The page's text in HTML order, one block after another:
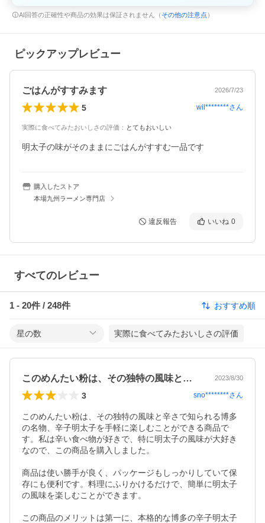
AI回答の正確性や商品の効果は保証されません（ その他の注意点 ）
ピックアップレビュー
ごはんがすすみます 2026/7/23
5 wil********さん
実際に食べてみたおいしさの評価 ： とてもおいしい
明太子の味がそのままにごはんがすすむ一品です
購入したストア
本場九州ラーメン専門店
違反報告 いいね 0
すべてのレビュー
1 - 20件 / 248件 おすすめ順
星の数 実際に食べてみたおいしさの評価
このめんたい粉は、その独特の風味と辛さ… 2023/8/30
3 sno********さん
このめんたい粉は、その独特の風味と辛さで知られる博多
の名物、辛子明太子を手軽に楽しむことができる商品で
す。私は辛い食べ物が好きで、特に明太子の風味が大好き
なので、この商品を購入しました。
商品は使い勝手が良く、パッケージもしっかりしていて保
存にも便利です。料理にふりかけるだけで、簡単に明太子
の風味を楽しむことができます。
この商品のメリットは第一に、本格的な博多の辛子明太子